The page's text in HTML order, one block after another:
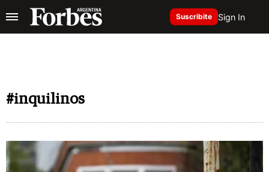
Suscribite Sign In
#inquilinos